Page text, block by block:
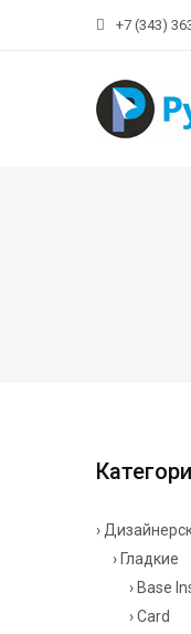
+7 (343)
›
› Гладкие
› Base
› Card